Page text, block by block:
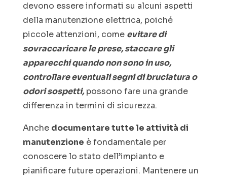
devono essere informati su alcuni aspetti
della manutenzione elettrica, poiché
piccole attenzioni, come evitare di
sovraccaricare le prese, staccare gli
apparecchi quando non sono in uso,
controllare eventuali segni di bruciatura o
odori sospetti,possono fare una grande
differenza in termini di sicurezza.
Anche documentare tutte le attività di
manutenzione è fondamentale per
conoscere lo stato dell’impianto e
pianificare future operazioni. Mantenere un